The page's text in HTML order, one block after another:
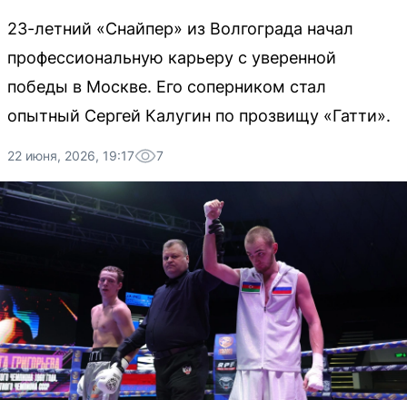
23-летний «Снайпер» из Волгограда начал
профессиональную карьеру с уверенной
победы в Москве. Его соперником стал
опытный Сергей Калугин по прозвищу «Гатти».
22 июня, 2026, 19:17 7